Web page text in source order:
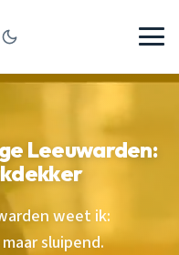
Leeuwarden:
weet ik:
sluipend.